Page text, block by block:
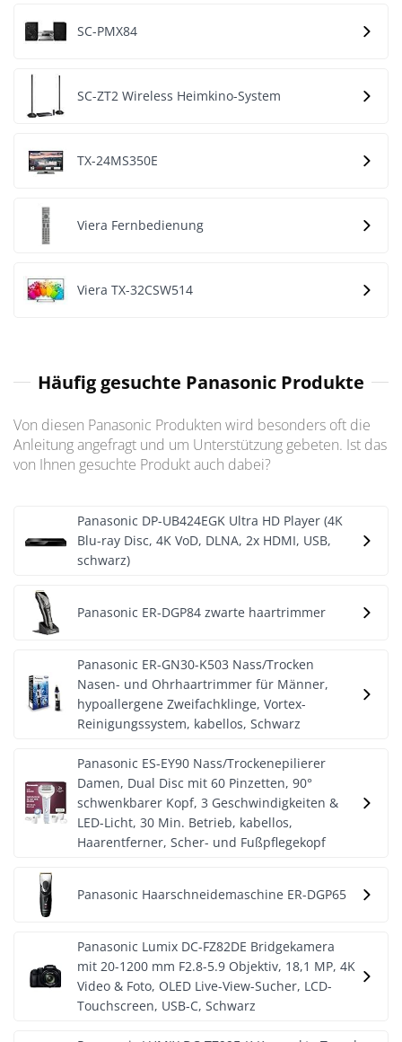
SC-PMX84
SC-ZT2 Wireless Heimkino-System
TX-24MS350E
Viera Fernbedienung
Viera TX-32CSW514
Häufig gesuchte Panasonic Produkte
Von diesen Panasonic Produkten wird besonders oft die
Anleitung angefragt und um Unterstützung gebeten. Ist das
von Ihnen gesuchte Produkt auch dabei?
Panasonic DP-UB424EGK Ultra HD Player (4K
Blu-ray Disc, 4K VoD, DLNA, 2x HDMI, USB,
schwarz)
Panasonic ER-DGP84 zwarte haartrimmer
Panasonic ER-GN30-K503 Nass/Trocken
Nasen- und Ohrhaartrimmer für Männer,
hypoallergene Zweifachklinge, Vortex-
Reinigungssystem, kabellos, Schwarz
Panasonic ES-EY90 Nass/Trockenepilierer
Damen, Dual Disc mit 60 Pinzetten, 90°
schwenkbarer Kopf, 3 Geschwindigkeiten &
LED-Licht, 30 Min. Betrieb, kabellos,
Haarentferner, Scher- und Fußpflegekopf
Panasonic Haarschneidemaschine ER-DGP65
Panasonic Lumix DC-FZ82DE Bridgekamera
mit 20-1200 mm F2.8-5.9 Objektiv, 18,1 MP, 4K
Video & Foto, OLED Live-View-Sucher, LCD-
Touchscreen, USB-C, Schwarz